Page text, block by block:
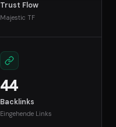
Trust Flow
Majestic TF
44
Backlinks
Eingehende Links